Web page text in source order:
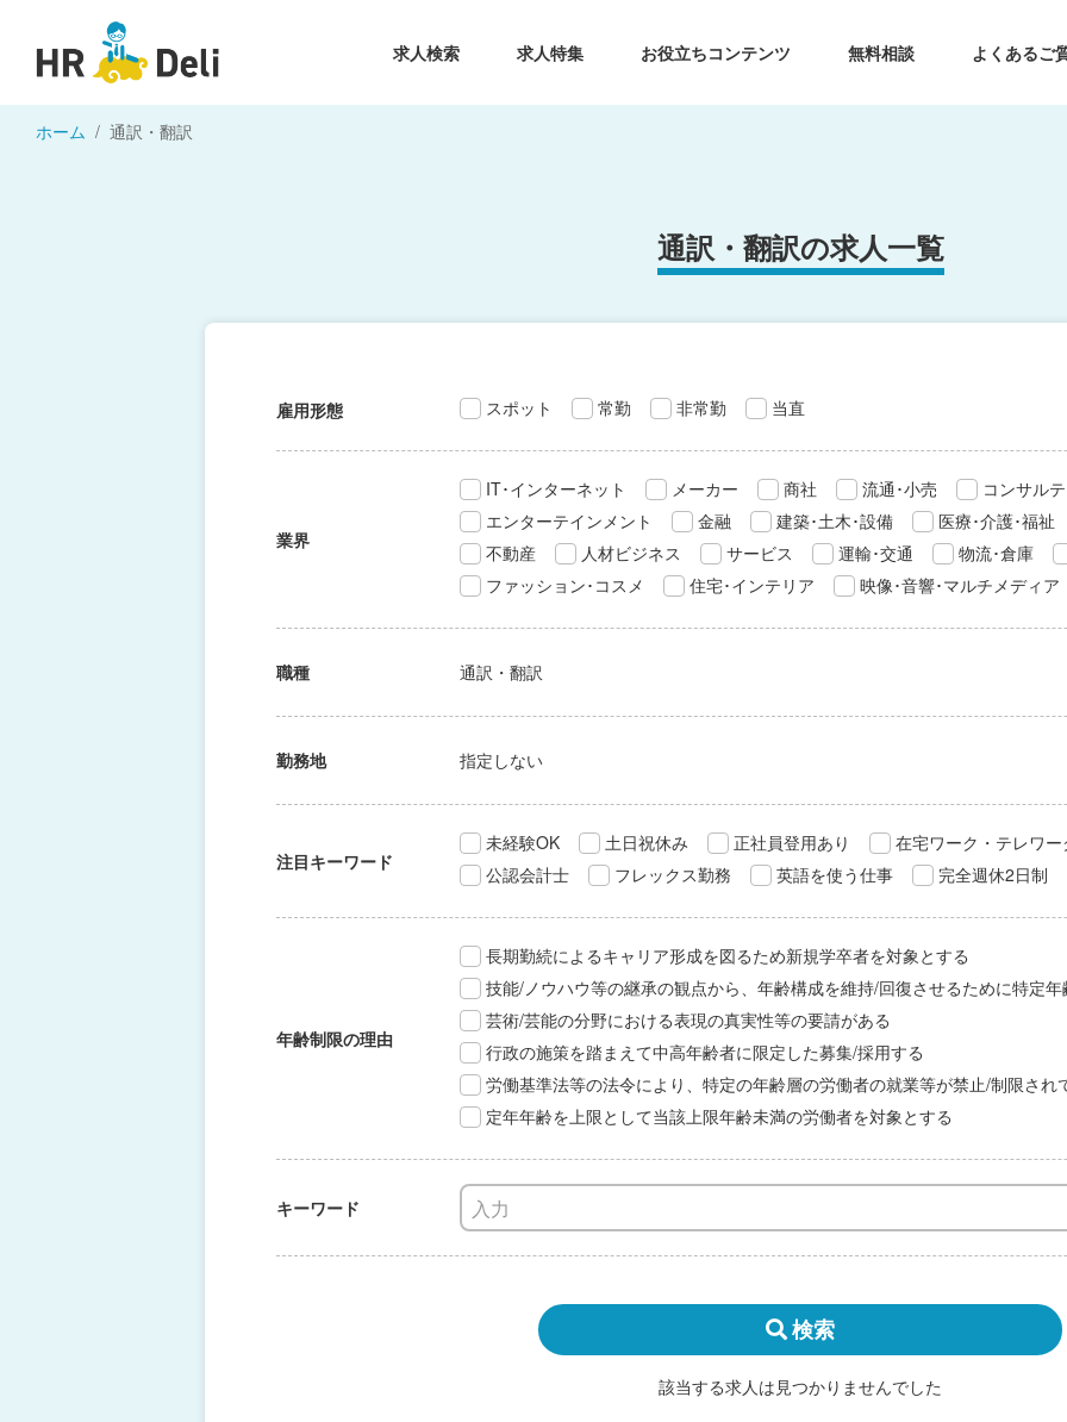
求人検索 求人特集 お役立ちコンテンツ 無料相談 よくあるご
ホーム 通訳・翻訳
通訳・翻訳の求人一覧
雇用形態 スポット 常勤 非常勤 当直
業界
IT･インターネット メーカー 商社 流通･小売
コンサル
エンターテインメント
金融 建築･土木･設備
医療･介護･福祉
不動産
人材ビジネス サービス 運輸･交通
物流･倉庫
ファッション･コスメ
住宅･インテリア 映像･音響･マルチメディア
職種 通訳・翻訳
勤務地 指定しない
注目キーワード
未経験OK 土日祝休み 正社員登用あり
在宅ワーク・テレワー
公認会計士
フレックス勤務 英語を使う仕事 完全週休2日制
年齢制限の理由
長期勤続によるキャリア形成を図るため新規学卒者を対象とする
技能/ノウハウ等の継承の観点から、年齢構成を維持/回復させるために特定
芸術/芸能の分野における表現の真実性等の要請がある
行政の施策を踏まえて中高年齢者に限定した募集/採用する
労働基準法等の法令により、特定の年齢層の労働者の就業等が禁止/制限され
定年年齢を上限として当該上限年齢未満の労働者を対象とする
キーワード
検索
該当する求人は見つかりませんでした